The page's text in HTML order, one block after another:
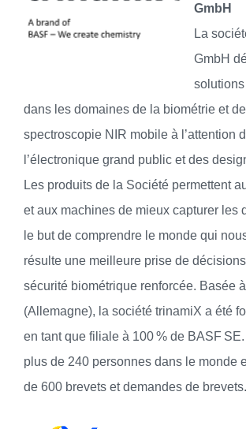
GmbH
La
GmbH
dans les domaines de la biométrie et
spectroscopie NIR mobile à l’attention
l’électronique grand public et des
Les produits de la Société permettent
et aux machines de mieux capturer les
le but de comprendre le monde qui
résulte une meilleure prise de
sécurité biométrique renforcée. Basée
(Allemagne), la société trinamiX a été
en tant que filiale à 100 % de BASF
plus de 240 personnes dans le monde
de 600 brevets et demandes de brevets.